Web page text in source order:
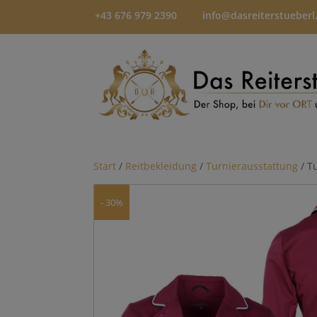
+43 676 979 2390
Start / Reitbekleidung / Turnierausstattung /
- 30%